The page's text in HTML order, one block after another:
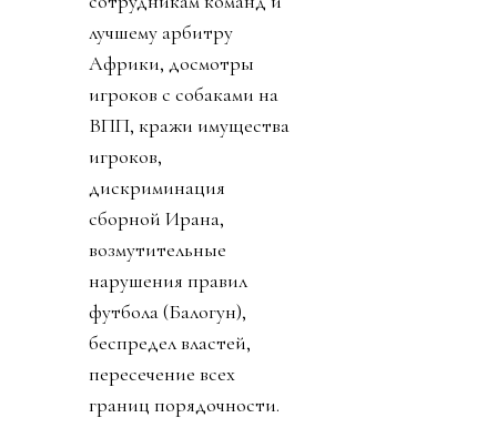
лучшему арбитру
Африки, досмотры
игроков с собаками на
ВПП, кражи имущества
игроков,
дискриминация
сборной Ирана,
возмутительные
нарушения правил
футбола (Балогун),
беспредел властей,
пересечение всех
границ порядочности.